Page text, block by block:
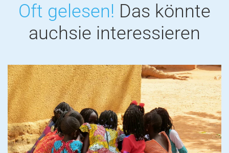
Oft gelesen! Das könnte
auchsie interessieren